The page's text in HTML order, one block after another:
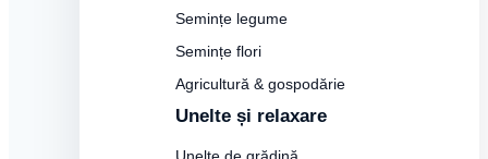
Semințe legume
Semințe flori
Agricultură & gospodărie
Unelte și relaxare